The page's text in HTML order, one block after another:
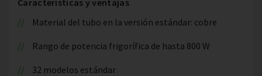
Características y ventajas
Material del tubo en la versión estándar: cobre
Rango de potencia frigorífica de hasta 800 W
32 modelos estándar